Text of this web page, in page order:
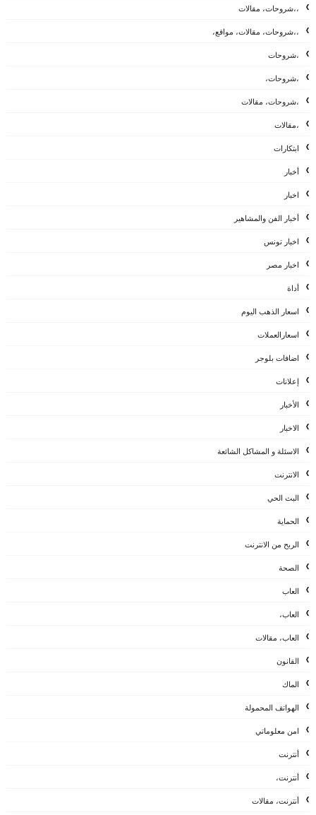
،،شروحات، مقالات
،،شروحات، مقالات، مواقع،
،شروحات
،شروحات،
،شروحات، مقالات
،مقالات
ابتكارات
أخبار
اخبار
أخبار الفن والمشاهير
اخبار تونس
اخبار مصر
أداة
اسعار الذهب اليوم
اسعارالعملات
اضافات بلوجر
إعلانات
الأخبار
الاخبار
الاسئلة و المشاكل الشائعة
الانترنت
البث الحي
الحماية
الربح من الانترنت
الصحة
العاب
العاب،
العاب، مقالات
القانون
الماك
الهواتف المحمولة
امن معلوماتي
أنترنت
أنترنت،
أنترنت، مقالات